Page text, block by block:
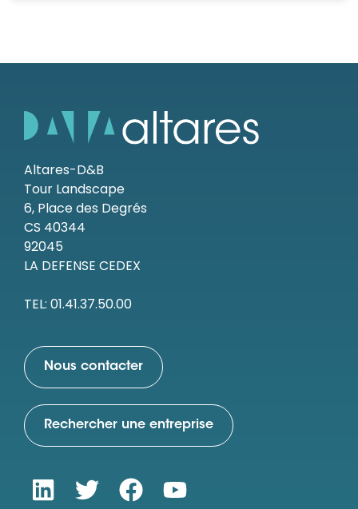
Altares-D&B
Tour Landscape
6, Place des Degrés
CS 40344
92045
LA DEFENSE CEDEX
TEL: 01.41.37.50.00
Nous contacter
Rechercher une entreprise